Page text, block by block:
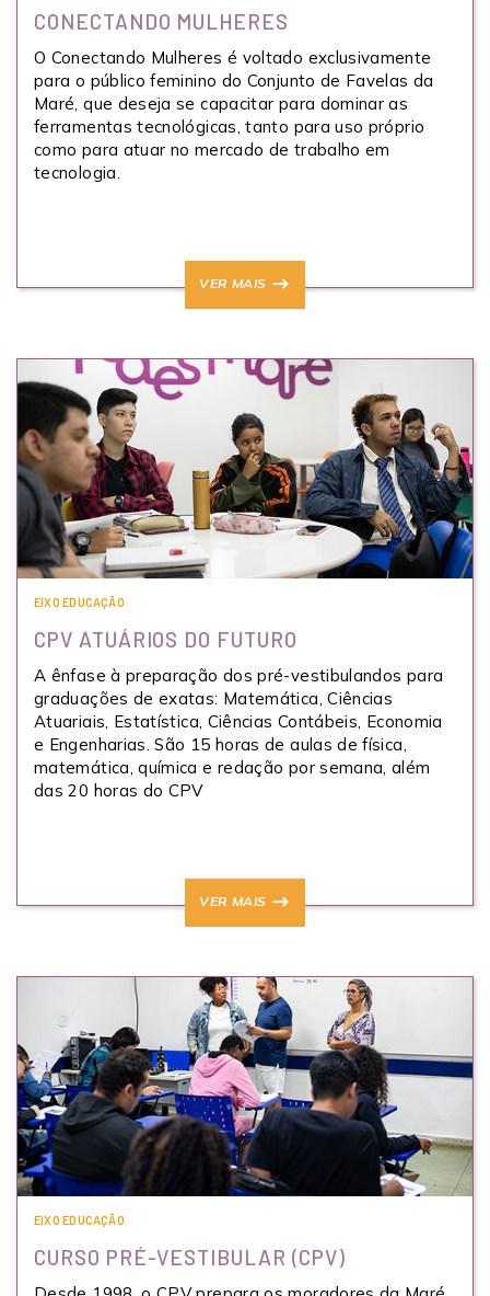
CONECTANDO MULHERES
O Conectando Mulheres é voltado exclusivamente
para o público feminino do Conjunto de Favelas da
Maré, que deseja se capacitar para dominar as
ferramentas tecnológicas, tanto para uso próprio
como para atuar no mercado de trabalho em
tecnologia.
VER MAIS
EIXO EDUCAÇÃO
CPV ATUÁRIOS DO FUTURO
A ênfase à preparação dos pré-vestibulandos para
graduações de exatas: Matemática, Ciências
Atuariais, Estatística, Ciências Contábeis, Economia
e Engenharias. São 15 horas de aulas de física,
matemática, química e redação por semana, além
das 20 horas do CPV
VER MAIS
EIXO EDUCAÇÃO
CURSO PRÉ-VESTIBULAR (CPV)